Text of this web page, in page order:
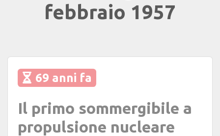
febbraio 1957
69 anni fa
Il primo sommergibile a
propulsione nucleare